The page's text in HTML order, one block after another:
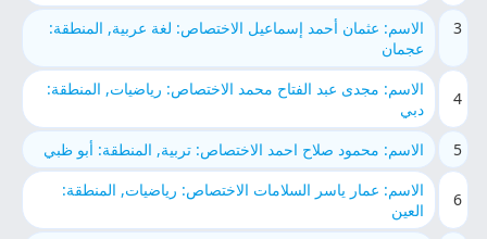
3
الاسم: عثمان أحمد إسماعيل الاختصاص: لغة عربية, المنطقة:
عجمان
4
الاسم: مجدى عبد الفتاح محمد الاختصاص: رياضيات, المنطقة:
دبي
5
الاسم: محمود صلاح احمد الاختصاص: تربية, المنطقة: أبو ظبي
6
الاسم: عمار ياسر السلامات الاختصاص: رياضيات, المنطقة:
العين